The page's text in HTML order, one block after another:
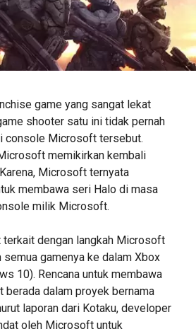
game yang sangat lekat
shooter satu ini tidak pernah
console Microsoft tersebut.
memikirkan kembali
Microsoft ternyata
membawa seri Halo di masa
milik Microsoft.
dengan langkah Microsoft
semua gamenya ke dalam Xbox
10). Rencana untuk membawa
berada dalam proyek bernama
laporan dari Kotaku, developer
oleh Microsoft untuk